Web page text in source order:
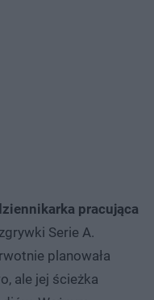
pracująca
Serie A.
planowała
ale jej ścieżka